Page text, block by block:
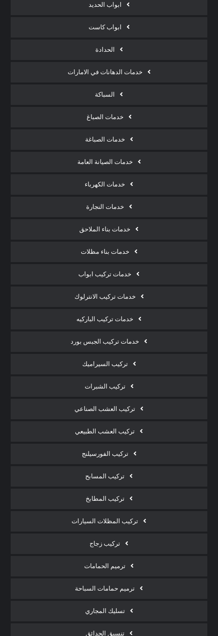
ابواب الحديد
ابواب كاست
الحدادة
خدمات الدهانات في الامارات
السباكة
خدمات الصباغ
خدمات الصباغة
خدمات الصيانة العامة
خدمات الكهرباء
خدمات النجارة
خدمات بناء الملاحق
خدمات بناء مظلات
خدمات تركيب ابواب
خدمات تركيب الانترلوك
خدمات تركيب الباركيه
خدمات تركيب الجبس بورد
تركيب السيراميك
تركيب الشبرات
تركيب العشب الصناعي
تركيب العشب الطبيعي
تركيب الفورسيلنج
تركيب المسابح
تركيب المطابخ
تركيب المظلات السيارات
تركيب زجاج
ترميم الحمامات
ترميم حمامات السباحة
تسليك المجاري
تنسيق الحدائق